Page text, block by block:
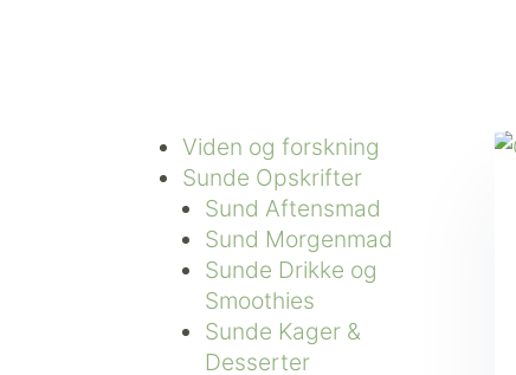
Viden og forskning
Sunde Opskrifter
Sund Aftensmad
Sund Morgenmad
Sunde Drikke og
Smoothies
Sunde Kager &
Desserter